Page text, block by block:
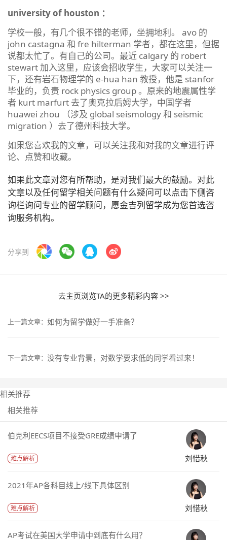
university of houston ：
学校一般，有几个很不错的老师，坐拥地利。 avo 的
john castagna 和 fre hilterman 学者，都在这里，但据
说都太忙了。有自己的公司。最近 calgary 的 robert
stewart 加入这里，应该会招收学生，大家可以关注一
下，还有岩石物理学的 e-hua han 教授，他是 stanfor
毕业的，负责 rock physics group 。原来的地震属性学
者 kurt marfurt 去了奥克拉后姆大学，中国学者
huawei zhou （涉及 global seismology 和 seismic
migration ）去了德州科技大学。
如果您喜欢我的文章，可以关注我和对我的文章进行评
论、点赞和收藏。
如果此文章对您有所帮助，是对我们最大的鼓励。对此
文章以及任何留学相关问题有什么疑问可以点击下侧咨
询栏询问专业的留学顾问，愿金吉列留学成为您首选咨
询服务机构。
分享到
去主页浏览TA的更多精彩内容 >>
上一篇文章： 如何为留学做好一手准备？
下一篇文章： 没有专业背景，对数学要求低的同学看过来！
相关推荐
相关推荐
伯克利EECS项目不接受GRE成绩申请了
难点解析 刘惜秋
2021年AP各科目线上/线下具体区别
难点解析 刘惜秋
AP考试在美国大学申请中到底有什么用？